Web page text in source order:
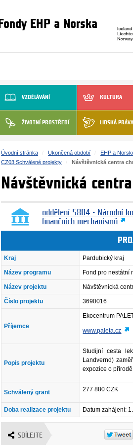
Fondy EHP a Norska
VZDĚLÁVÁNÍ KULTURA
ŽIVOTNÍ PROSTŘEDÍ LIDSKÁ PRÁVA
Úvodní stránka Ukončená období
EHP a
CZ03 Schválené projekty
Návštěvnická centra
Návštěvnická
oddělení 5804 - Národní
finančních mechanismů
Kraj Pardubický kraj
Název programu Fond pro nestátní
Název projektu Návštěvnická
Číslo projektu 3690016
Příjemce
Ekocentrum
www.paleta.cz
Popis projektu
Studijní cesta
Landvernd)
expozice o
Schválený grant 277 880 CZK
Doba realizace projektu Datum zahájení:
SDÍLEJTE